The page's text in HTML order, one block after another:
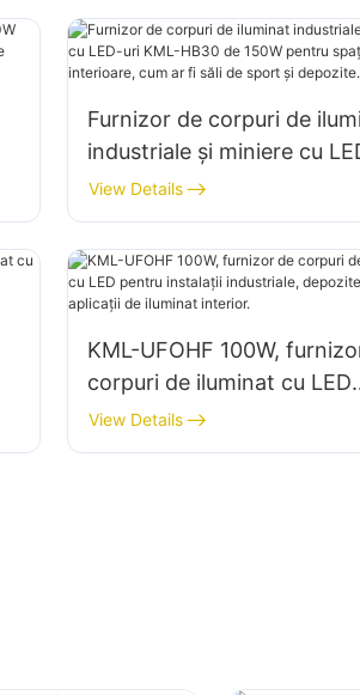
Furnizor de corpuri de
industriale și miniere cu
KML-HB30 de 150W pentru
spații interioare, cum ar fi
sport și depozite.
View Details
KML-UFOHF 100W,
corpuri de iluminat cu LED
pentru instalații industriale,
depozite și alte aplicații de
View Details